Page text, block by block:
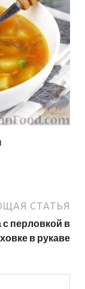
СТАТЬЯ
с перловкой в
в рукаве